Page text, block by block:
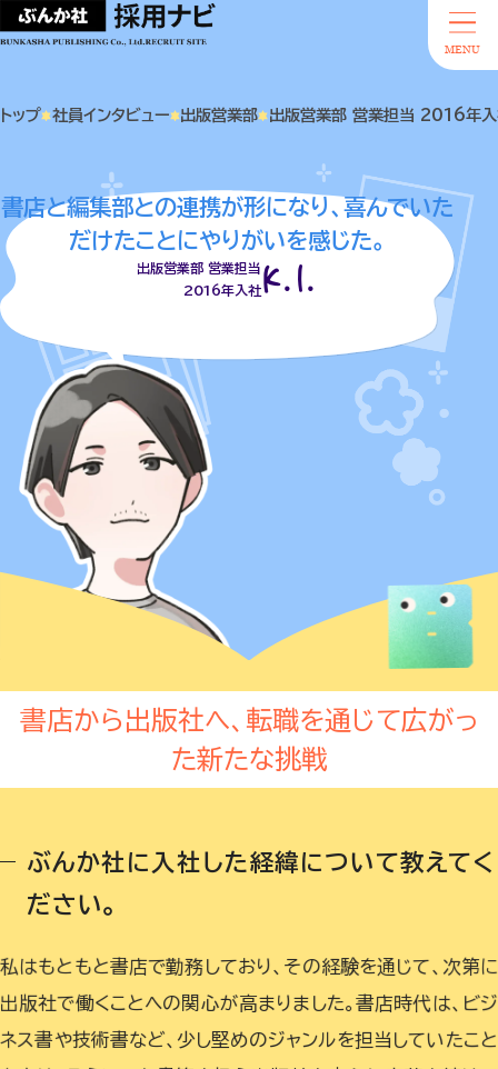
MENU
トップ 社員インタビュー 出版営業部 出版営業部 営業担当 2016年
書店と編集部との連携が形になり、喜んでいた
だけたことにやりがいを感じた。
出版営業部 営業担当
2016年入社K.I.
書店から出版社へ、転職を通じて広がっ
た新たな挑戦
ぶんか社に入社した経緯について教えてく
ださい。
私はもともと書店で勤務しており、その経験を通じて、次第に
出版社で働くことへの関心が高まりました。書店時代は、ビジ
ネス書や技術書など、少し堅めのジャンルを担当していたこと